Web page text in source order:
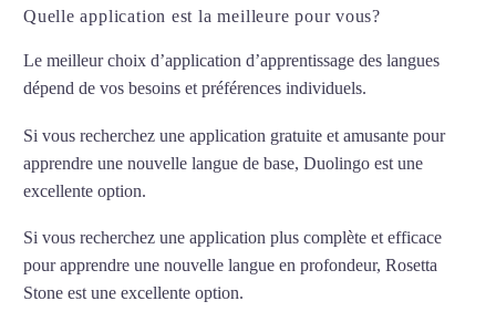
Quelle application est la meilleure pour vous?
Le meilleur choix d’application d’apprentissage des langues
dépend de vos besoins et préférences individuels.
Si vous recherchez une application gratuite et amusante pour
apprendre une nouvelle langue de base, Duolingo est une
excellente option.
Si vous recherchez une application plus complète et efficace
pour apprendre une nouvelle langue en profondeur, Rosetta
Stone est une excellente option.